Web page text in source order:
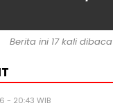
Berita ini 17 kali dibaca
- 20:43 WIB